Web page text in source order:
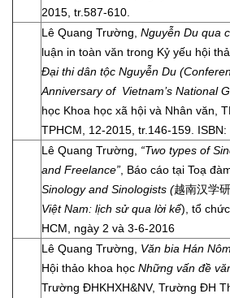
2015, tr.587-610.
Lê Quang Trường, Nguyễn Du qua
luận in toàn văn trong Kỷ yếu hội
Đại thi dân tộc Nguyễn Du
Anniversary of Vietnam’s National
học Khoa học xã hội và Nhân văn,
TPHCM, 12-2015, tr.146-159.
Lê Quang Trường, “Two types of
and Freelance” , Báo cáo tại Toạ
Sinology and Sinologists (越南汉学
Việt Nam: lịch sử qua lời kể), tổ
HCM, ngày 2 và 3-6-2016
Lê Quang Trường, Văn bia Hán
Hội thảo khoa học Những vấn đề
Trường ĐHKHXH&NV, Trường ĐH